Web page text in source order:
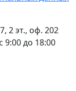
2 эт., оф. 202
9:00 до 18:00